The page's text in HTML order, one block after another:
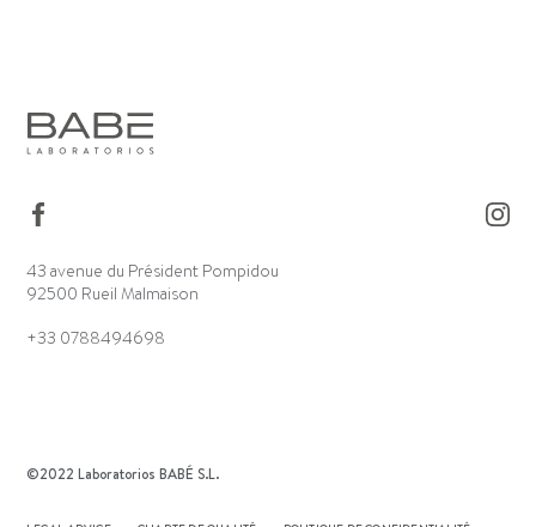
43 avenue du Président Pompidou
92500 Rueil Malmaison
+33 0788494698
©2022 Laboratorios BABÉ S.L.